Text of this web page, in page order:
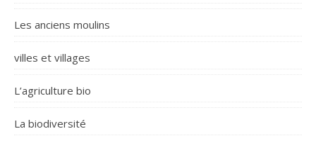
Les anciens moulins
villes et villages
L’agriculture bio
La biodiversité